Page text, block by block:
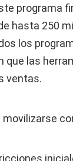
programa
hasta 250
los
que las
ventas.
movilizarse